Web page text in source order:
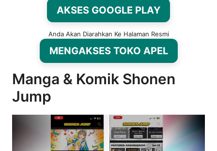
AKSES GOOGLE PLAY
Anda Akan Diarahkan Ke Halaman Resmi
MENGAKSES TOKO APEL
Manga & Komik Shonen
Jump